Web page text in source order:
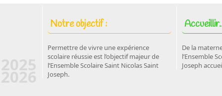
Notre objectif :
Permettre de vivre une expérience
scolaire réussie est l’objectif majeur de
l’Ensemble Scolaire Saint Nicolas Saint
Joseph.
De la
l’Ensemble
Joseph